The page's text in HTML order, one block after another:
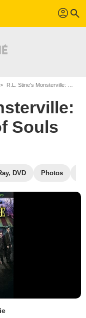
profil search
R.L. Stine's Monsterville: The Cabinet of Souls de Peter DeLuise
Souls
DVD Photos